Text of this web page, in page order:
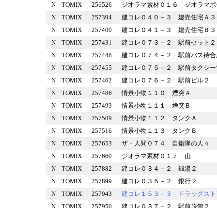
N
TOMIX 256526
ジオラマ素材０１６ ジオラ
N
TOMIX 257394
建コレ０４０－３ 建売住宅
N
TOMIX 257400
建コレ０４１－３ 建売住宅
N
TOMIX 257431
建コレ０７３－２ 駅前セッ
N
TOMIX 257448
建コレ０７４－２ 駅前バス
N
TOMIX 257455
建コレ０７５－２ 駅前タク
N
TOMIX 257462
建コレ０７６－２ 駅前ビル
N
TOMIX 257486
情景小物１１０ 煙突Ａ
N
TOMIX 257493
情景小物１１１ 煙突Ｂ
N
TOMIX 257509
情景小物１１２ タンクＡ
N
TOMIX 257516
情景小物１１３ タンクＢ
N
TOMIX 257653
ザ・人間０７４ 自衛隊の人
N
TOMIX 257660
ジオラマ素材０１７ 山
N
TOMIX 257882
建コレ０３４－２ 銭湯２
N
TOMIX 257899
建コレ０３５－２ 銀行２
N
TOMIX 257943
建コレ１５３－３ ドラッグ
N
TOMIX 257950 建コレ０３７－２ 駅前旅館